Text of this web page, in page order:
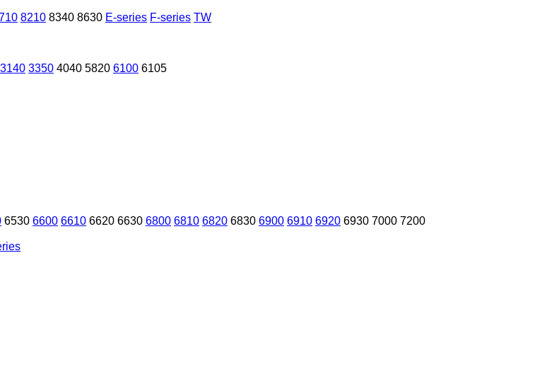
8210 8340 8630 E-series F-series TW
3140 3350 4040 5820 6100 6105
6530 6600 6610 6620 6630 6800 6810 6820 6830 6900 6910 6920 6930 7000 7200